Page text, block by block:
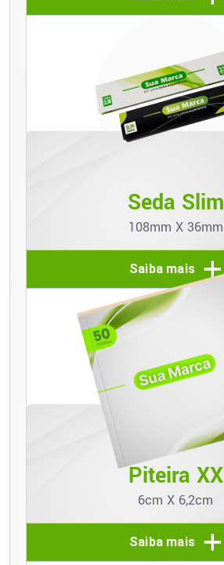
Seda Slim
108mm X 36mm
Saiba mais
Piteira XX
6cm X 6,2cm
Saiba mais